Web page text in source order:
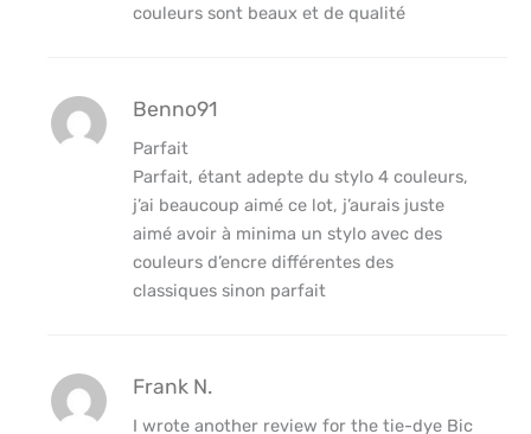
couleurs sont beaux et de qualité
Benno91
Parfait
Parfait, étant adepte du stylo 4 couleurs,
j’ai beaucoup aimé ce lot, j’aurais juste
aimé avoir à minima un stylo avec des
couleurs d’encre différentes des
classiques sinon parfait
Frank N.
I wrote another review for the tie-dye Bic